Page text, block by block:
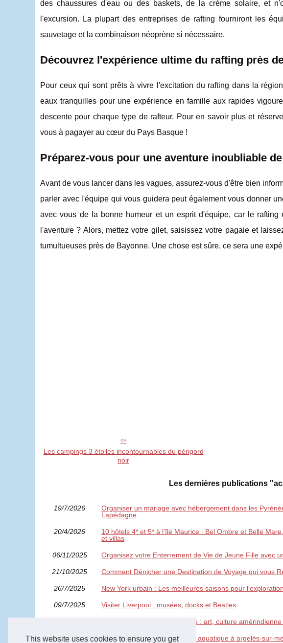
This website uses cookies to ensure you get
des chaussures d'eau ou des baskets, de la crème solaire, et
l'excursion. La plupart des entreprises de rafting fourniront les
sauvetage et la combinaison néoprène si nécessaire.
Découvrez l'expérience ultime du rafting près
Pour ceux qui sont prêts à vivre l'excitation du rafting dans la
eaux tranquilles pour une expérience en famille aux rapides
descente pour chaque type de rafteur. Pour en savoir plus et
vous à pagayer au cœur du Pays Basque !
Préparez-vous pour une aventure inoubliable
Avant de vous lancer dans les vagues, assurez-vous d'être bien
parler avec l'équipe qui vous guidera peut également vous donner
avec vous de la bonne humeur et un esprit d'équipe, car le
l'aventure ? Alors, mettez votre gilet, saisissez votre pagaie et
tumultueuses près de Bayonne. Une chose est sûre, ce sera une
Les campings 3 étoiles incontournables du périgord
noir
Les dernières publications
19/7/2026
Organiser un mariage avec hébergement dans les
Lapédagne
20/4/2026
10 hôtels 4* et 5* à l’île Maurice : Bel Ombre et Belle
et villas
06/11/2025 Organisez votre Enterrement de Vie de Jeune Fille avec
21/10/2025 Comment Dénicher une Destination de Voyage qui vous
26/7/2025 New York urbain : Les meilleures saisons pour l'exploration
09/7/2025 Visiter Liverpool : musées, docks et Beatles
Visiter Taos, Nouveau-Mexique : art, culture
29/5/2025 Top 5 des campings avec parc aquatique à argelès-sur-